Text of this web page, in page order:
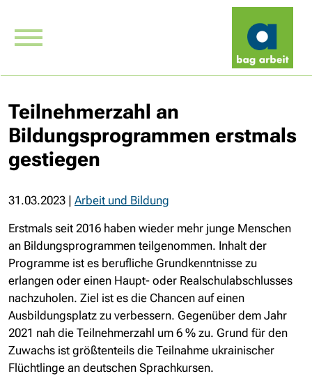
Teilnehmerzahl an
Bildungsprogrammen erstmals
gestiegen
31.03.2023 | Arbeit und Bildung
Erstmals seit 2016 haben wieder mehr junge Menschen
an Bildungsprogrammen teilgenommen. Inhalt der
Programme ist es berufliche Grundkenntnisse zu
erlangen oder einen Haupt- oder Realschulabschlusses
nachzuholen. Ziel ist es die Chancen auf einen
Ausbildungsplatz zu verbessern. Gegenüber dem Jahr
2021 nah die Teilnehmerzahl um 6 % zu. Grund für den
Zuwachs ist größtenteils die Teilnahme ukrainischer
Flüchtlinge an deutschen Sprachkursen.